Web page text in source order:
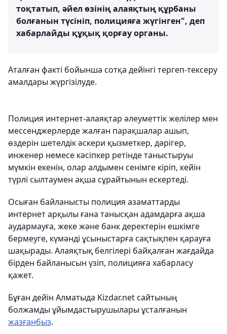
тоқтатып, әйел өзінің алаяқтың құрбаны
болғанын түсініп, полицияға жүгінген", деп
хабарлайды құқық қорғау органы.
Аталған факті бойынша сотқа дейінгі тергеп-тексеру
амалдары жүргізілуде.
Полиция интернет-алаяқтар әлеуметтік желілер мен
мессенджерлерде жалған парақшалар ашып,
өздерін шетелдік әскери қызметкер, дәрігер,
инженер немесе кәсіпкер ретінде таныстыруы
мүмкін екенін, олар алдымен сенімге кіріп, кейін
түрлі сылтаумен ақша сұрайтынын ескертеді.
Осыған байланысты полиция азаматтарды
интернет арқылы ғана танысқан адамдарға ақша
аудармауға, жеке және банк деректерін ешкімге
бермеуге, күмәнді ұсыныстарға сақтықпен қарауға
шақырады. Алаяқтық белгілері байқалған жағдайда
бірден байланысын үзіп, полицияға хабарласу
қажет.
Бұған дейін Алматыда Kizdar.net сайтының
болжамды ұйымдастырушылары ұсталғанын
жазғанбыз.